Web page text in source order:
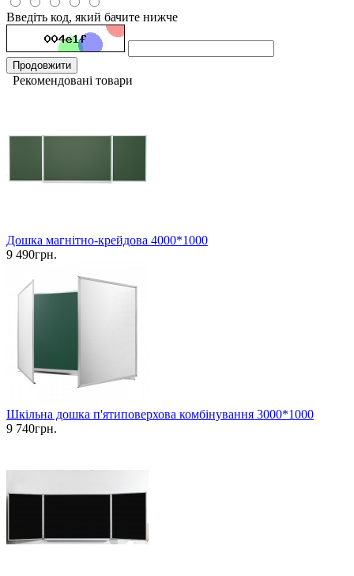
Введіть код, який бачите нижче
Продовжити
Рекомендовані товари
Дошка магнітно-крейдова 4000*1000
9 490грн.
Шкільна дошка п'ятиповерхова комбінування 3000*1000
9 740грн.